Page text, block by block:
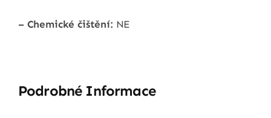
– Chemické čištění: NE
Podrobné Informace